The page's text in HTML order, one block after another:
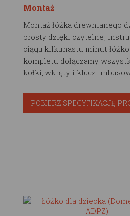
Montaż
Montaż łóżka drewnianego
prosty dzięki czytelnej
ciągu kilkunastu minut
kompletu dołączamy
kołki, wkręty i klucz
POBIERZ SPECYFIKACJĘ